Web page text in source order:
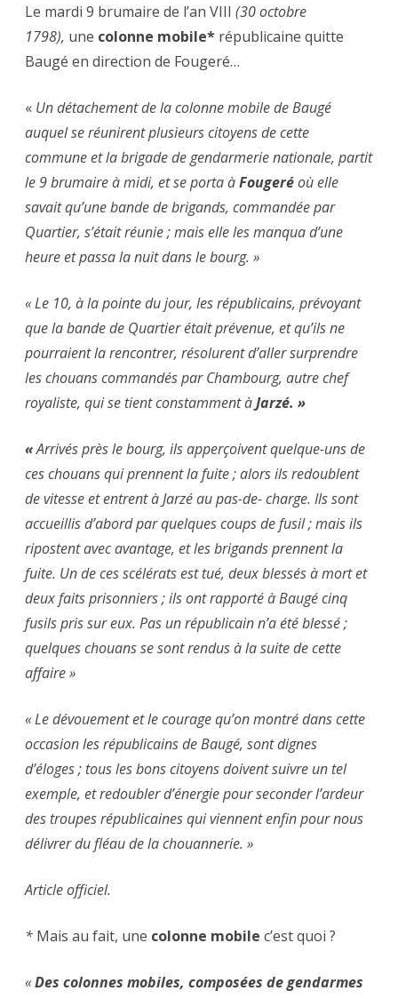
et
méfaits
colonnes
républicaines
pendant
la
Le mardi 9 brumaire de l’an VIII (30 octobre
1798), une colonne mobile* républicaine quitte
Baugé en direction de Fougeré…
« Un détachement de la colonne mobile de Baugé
auquel se réunirent plusieurs citoyens de cette
commune et la brigade de gendarmerie nationale, partit
le 9 brumaire à midi, et se porta àFougeréoù elle
savait qu’une bande de brigands, commandée par
Quartier, s’était réunie ; mais elle les manqua d’une
heure et passa la nuit dans le bourg. »
« Le 10, à la pointe du jour, les républicains, prévoyant
que la bande de Quartier était prévenue, et qu’ils ne
pourraient la rencontrer, résolurent d’aller surprendre
les chouans commandés par Chambourg, autre chef
royaliste, qui se tient constamment àJarzé. »
«Arrivés près le bourg, ils apperçoivent quelque-uns de
ces chouans qui prennent la fuite ; alors ils redoublent
de vitesse et entrent à Jarzé au pas-de- charge. Ils sont
accueillis d’abord par quelques coups de fusil ; mais ils
ripostent avec avantage, et les brigands prennent la
fuite. Un de ces scélérats est tué, deux blessés à mort et
deux faits prisonniers ; ils ont rapporté à Baugé cinq
fusils pris sur eux. Pas un républicain n’a été blessé ;
quelques chouans se sont rendus à la suite de cette
affaire »
« Le dévouement et le courage qu’on montré dans cette
occasion les républicains de Baugé, sont dignes
d’éloges ; tous les bons citoyens doivent suivre un tel
exemple, et redoubler d’énergie pour seconder l’ardeur
des troupes républicaines qui viennent enfin pour nous
délivrer du fléau de la chouannerie. »
Article officiel.
* Mais au fait, une colonne mobile c’est quoi ?
«Des colonnes mobiles, composées de gendarmes